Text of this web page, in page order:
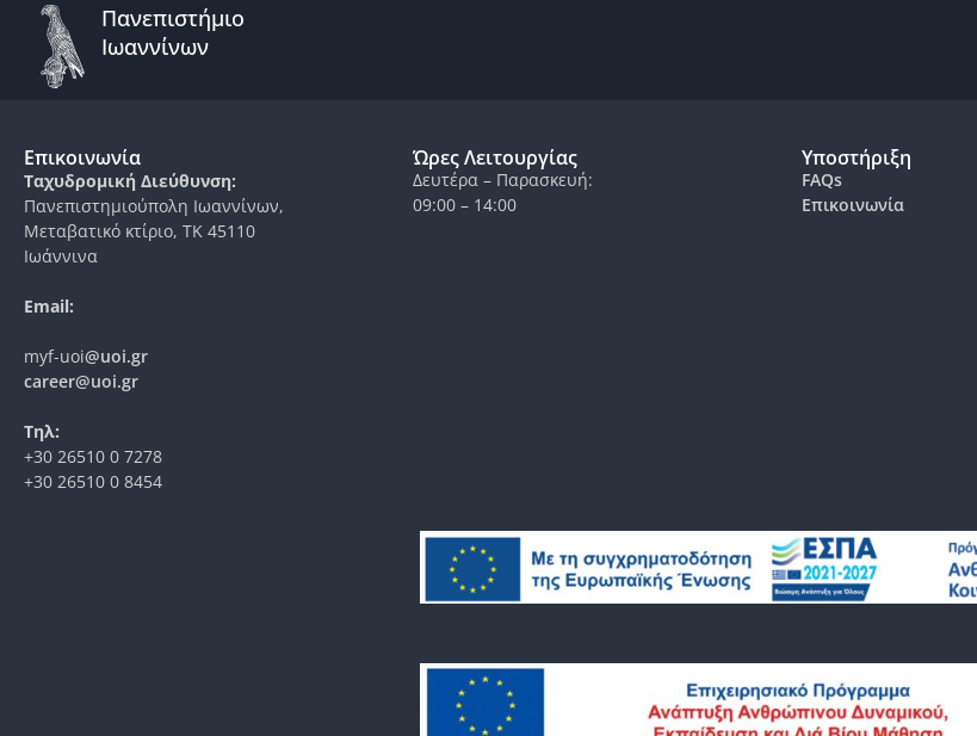
Πανεπιστήμιο
Ιωαννίνων
Επικοινωνία
Ταχυδρομική Διεύθυνση:
Πανεπιστημιούπολη Ιωαννίνων,
Μεταβατικό κτίριο, ΤΚ 45110
Ιωάννινα
Email:
myf-uoi@uoi.gr
career@uoi.gr
Τηλ:
+30 26510 0 7278
+30 26510 0 8454
Ώρες Λειτουργίας
Δευτέρα – Παρασκευή:
09:00 – 14:00
Υποστήριξη
FAQs
Επικοινωνία